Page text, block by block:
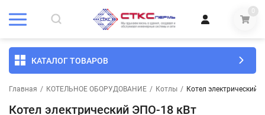
0
КАТАЛОГ ТОВАРОВ
Главная / КОТЕЛЬНОЕ ОБОРУДОВАНИЕ / Котлы / Котел электрический
Котел электрический ЭПО-18 кВт